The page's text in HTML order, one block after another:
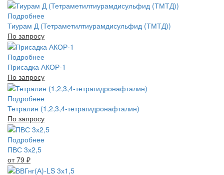
Подробнее
Тиурам Д (Тетраметилтиурамдисульфид (ТМТД))
По запросу
Подробнее
Присадка АКОР-1
По запросу
Подробнее
Тетралин (1,2,3,4-тетрагидронафталин)
По запросу
Подробнее
ПВС 3х2,5
от 79 ₽